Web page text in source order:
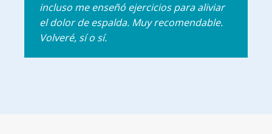
incluso me enseñó ejercicios para aliviar
el dolor de espalda. Muy recomendable.
Volveré, sí o sí.